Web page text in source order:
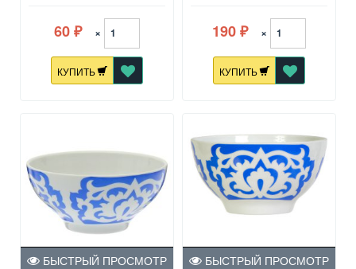
60 ₽ ×
КУПИТЬ
190 ₽ ×
КУПИТЬ
БЫСТРЫЙ ПРОСМОТР БЫСТРЫЙ ПРОСМОТР